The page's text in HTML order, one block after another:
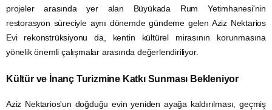
projeler arasında yer alan Büyükada Rum Yetimhanesi'nin
restorasyon süreciyle aynı dönemde gündeme gelen Aziz Nektarios
Evi rekonstrüksiyonu da, kentin kültürel mirasının korunmasına
yönelik önemli çalışmalar arasında değerlendiriliyor.
Kültür ve İnanç Turizmine Katkı Sunması Bekleniyor
Aziz Nektarios'un doğduğu evin yeniden ayağa kaldırılması, geçmiş